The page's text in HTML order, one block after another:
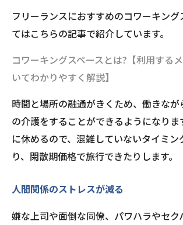
フリーランスにおすすめのコワーキング
てはこちらの記事で紹介しています。
コワーキングスペースとは?【利用する
いてわかりやすく解説】
時間と場所の融通がきくため、働きな
の介護をすることができるようになりま
に休めるので、混雑していないタイミン
り、閑散期価格で旅行できたりします。
人間関係のストレスが減る
嫌な上司や面倒な同僚、パワハラやセク